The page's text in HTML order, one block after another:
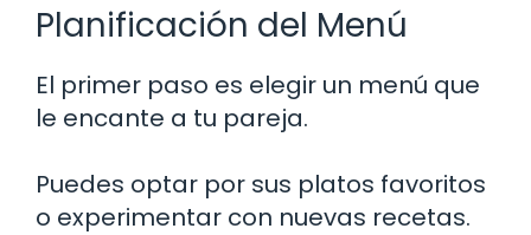
Planificación del Menú
El primer paso es elegir un menú que
le encante a tu pareja.
Puedes optar por sus platos favoritos
o experimentar con nuevas recetas.